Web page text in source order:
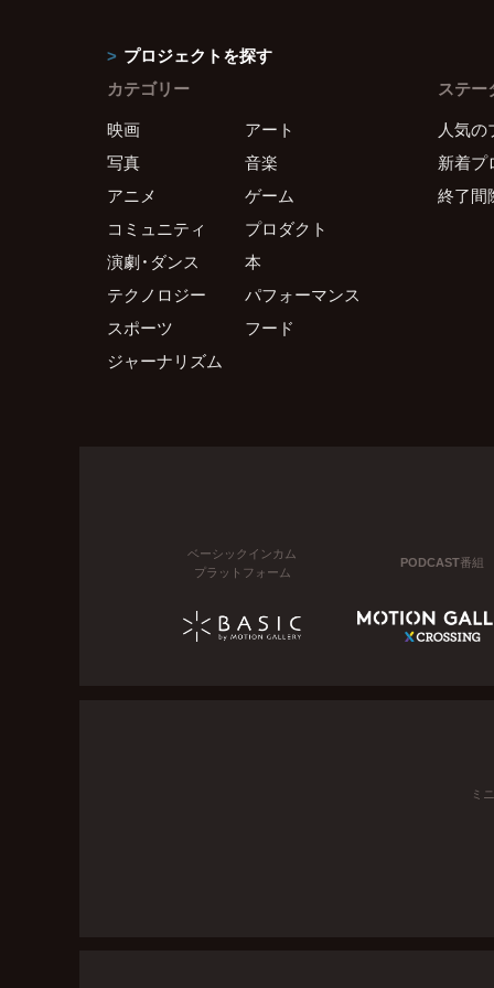
プロジェクトを探す
カテゴリー
映画
アート
写真
音楽
アニメ
ゲーム
コミュニティ
プロダクト
演劇・ダンス
本
テクノロジー
パフォーマンス
スポーツ
フード
ジャーナリズム
ステー
人気の
新着プ
終了間
ベーシックインカム
プラットフォーム
PODCAST番組
ミ